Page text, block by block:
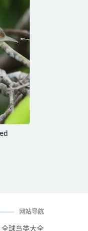
网站导航
全球鸟类大全